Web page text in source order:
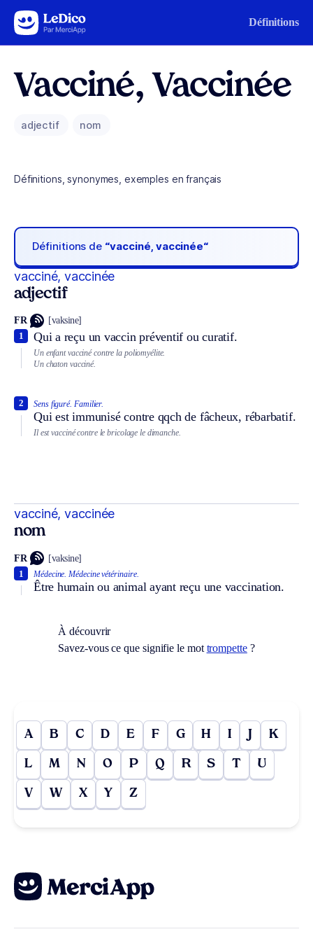
Aller au contenu Définitions
Vacciné, Vaccinée
adjectif nom
Définitions, synonymes, exemples en français
Définitions de “vacciné, vaccinée“
vacciné, vaccinée
adjectif
FR [vaksine]
Qui a reçu un vaccin préventif ou curatif.
1
Un enfant vacciné contre la poliomyélite.
Un chaton vacciné.
Sens figuré. Familier.
Qui est immunisé contre qqch de fâcheux, rébarbatif.
2
Il est vacciné contre le bricolage le dimanche.
vacciné, vaccinée
nom
FR [vaksine]
Médecine. Médecine vétérinaire.
Être humain ou animal ayant reçu une vaccination.
1
À découvrir
Savez-vous ce que signifie le mot trompette?
A B C D E F G H I J K
L M N O P Q R S T U
V W X Y Z